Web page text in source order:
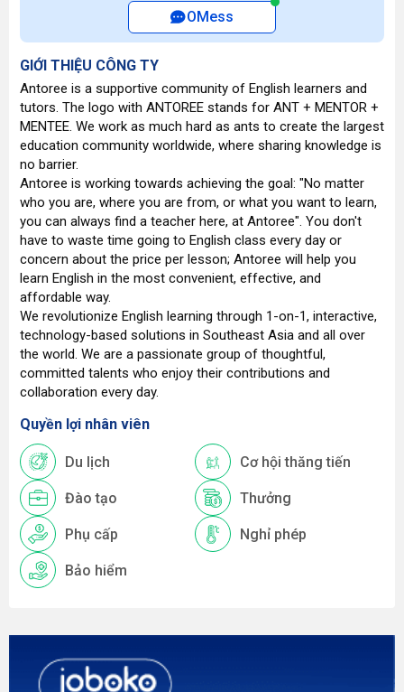
OMess
GIỚI THIỆU CÔNG TY
Antoree is a supportive community of English learners and
tutors. The logo with ANTOREE stands for ANT + MENTOR +
MENTEE. We work as much hard as ants to create the largest
education community worldwide, where sharing knowledge is
no barrier.
Antoree is working towards achieving the goal: "No matter
who you are, where you are from, or what you want to learn,
you can always find a teacher here, at Antoree". You don't
have to waste time going to English class every day or
concern about the price per lesson; Antoree will help you
learn English in the most convenient, effective, and
affordable way.
We revolutionize English learning through 1-on-1, interactive,
technology-based solutions in Southeast Asia and all over
the world. We are a passionate group of thoughtful,
committed talents who enjoy their contributions and
collaboration every day.
Quyền lợi nhân viên
Du lịch Cơ hội thăng tiến
Đào tạo Thưởng
Phụ cấp Nghỉ phép
Bảo hiểm